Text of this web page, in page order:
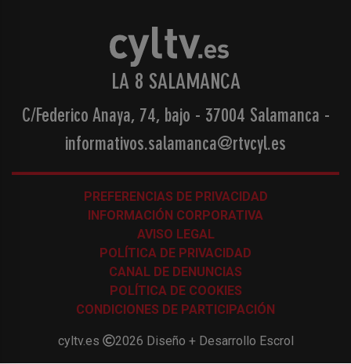
LA 8 SALAMANCA
C/Federico Anaya, 74, bajo - 37004 Salamanca -
informativos.salamanca@rtvcyl.es
PREFERENCIAS DE PRIVACIDAD
INFORMACIÓN CORPORATIVA
AVISO LEGAL
POLÍTICA DE PRIVACIDAD
CANAL DE DENUNCIAS
POLÍTICA DE COOKIES
CONDICIONES DE PARTICIPACIÓN
cyltv.es 2026 Diseño + Desarrollo Escrol